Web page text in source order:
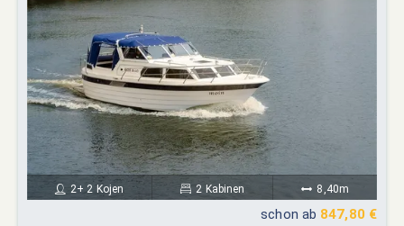
2+ 2 Kojen 2 Kabinen 8,40m
schon ab 847,80 €